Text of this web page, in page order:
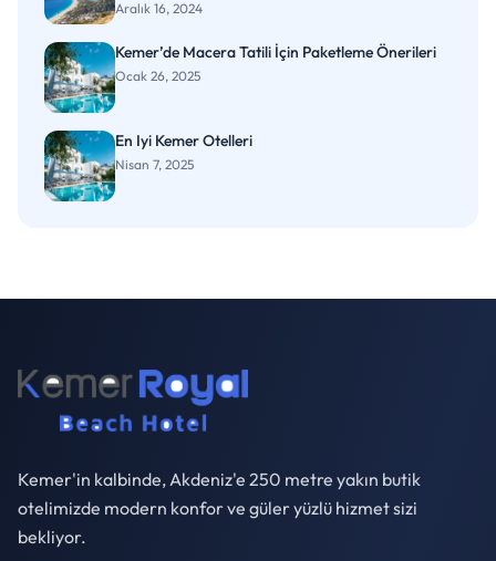
Aralık 16, 2024
Kemer’de Macera Tatili İçin Paketleme Önerileri
Ocak 26, 2025
En Iyi Kemer Otelleri
Nisan 7, 2025
Kemer'in kalbinde, Akdeniz'e 250 metre yakın butik
otelimizde modern konfor ve güler yüzlü hizmet sizi
bekliyor.